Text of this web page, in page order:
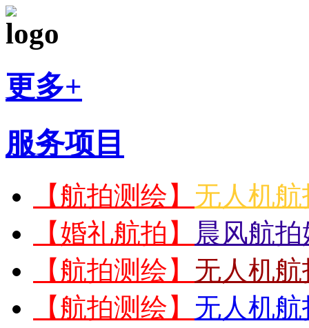
更多+
服务项目
【航拍测绘】 无人机
【婚礼航拍】
晨风航
【航拍测绘】 无人机
【航拍测绘】 无人机